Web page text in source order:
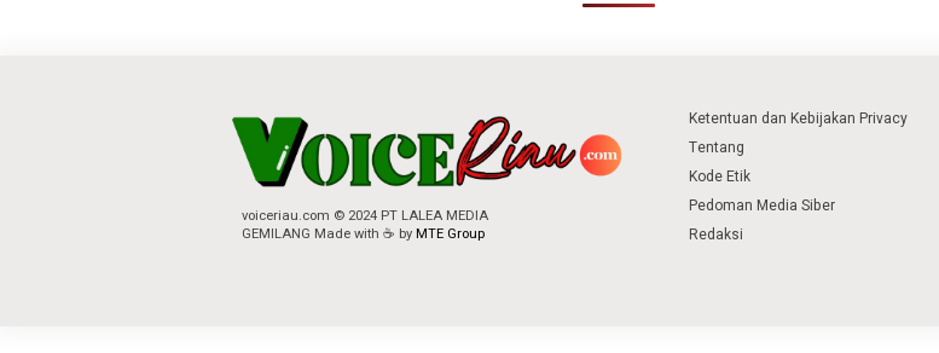
voiceriau.com © 2024 PT LALEA MEDIA
GEMILANG Made with ☕ by MTE Group
Ketentuan dan Kebijakan Privacy
Tentang
Kode Etik
Pedoman Media Siber
Redaksi